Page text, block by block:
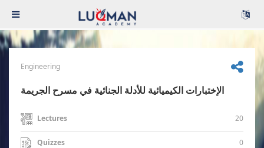
Engineering
الإختبارات الكيميائية للأدلة الجنائية في مسرح الجريمة
Lectures 20
Quizzes 0